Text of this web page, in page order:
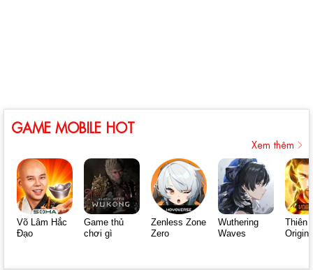
GAME MOBILE HOT
Xem thêm
Võ Lâm Hắc
Đạo
Game thủ
chơi gì
Zenless Zone
Zero
Wuthering
Waves
Thiên
Origin